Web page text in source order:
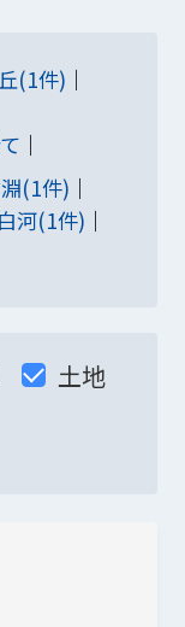
(1件)
(1件)
河(1件)
土地